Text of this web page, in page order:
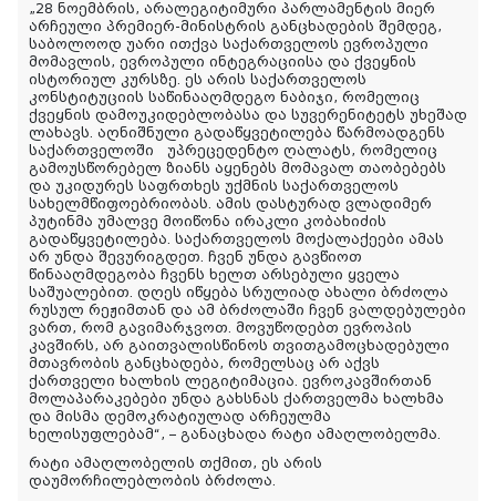
„28 ნოემბრის, არალეგიტიმური პარლამენტის მიერ
არჩეული პრემიერ-მინისტრის განცხადების შემდეგ,
საბოლოოდ უარი ითქვა საქართველოს ევროპული
მომავლის, ევროპული ინტეგრაციისა და ქვეყნის
ისტორიულ კურსზე. ეს არის საქართველოს
კონსტიტუციის საწინააღმდეგო ნაბიჯი, რომელიც
ქვეყნის დამოუკიდებლობასა და სუვერენიტეტს უხეშად
ლახავს. აღნიშნული გადაწყვეტილება წარმოადგენს
საქართველოში უპრეცედენტო ღალატს, რომელიც
გამოუსწორებელ ზიანს აყენებს მომავალ თაობებებს
და უკიდურეს საფრთხეს უქმნის საქართველოს
სახელმწიფოებრიობას. ამის დასტურად ვლადიმერ
პუტინმა უმალვე მოიწონა ირაკლი კობახიძის
გადაწყვეტილება. საქართველოს მოქალაქეები ამას
არ უნდა შევურიგდეთ. ჩვენ უნდა გავწიოთ
წინააღმდეგობა ჩვენს ხელთ არსებული ყველა
საშუალებით. დღეს იწყება სრულიად ახალი ბრძოლა
რუსულ რეჟიმთან და ამ ბრძოლაში ჩვენ ვალდებულები
ვართ, რომ გავიმარჯვოთ. მოვუწოდებთ ევროპის
კავშირს, არ გაითვალისწინოს თვითგამოცხადებული
მთავრობის განცხადება, რომელსაც არ აქვს
ქართველი ხალხის ლეგიტიმაცია. ევროკავშირთან
მოლაპარაკებები უნდა გახსნას ქართველმა ხალხმა
და მისმა დემოკრატიულად არჩეულმა
ხელისუფლებამ“, – განაცხადა რატი ამაღლობელმა.
რატი ამაღლობელის თქმით, ეს არის
დაუმორჩილებლობის ბრძოლა.